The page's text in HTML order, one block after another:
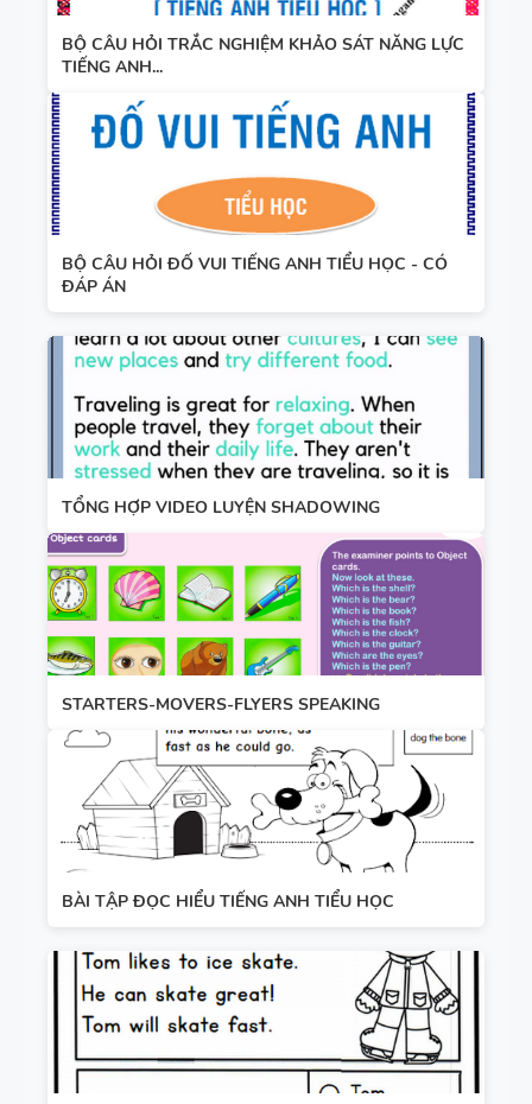
BỘ CÂU HỎI TRẮC NGHIỆM KHẢO SÁT NĂNG LỰC
TIẾNG ANH...
BỘ CÂU HỎI ĐỐ VUI TIẾNG ANH TIỂU HỌC - CÓ
ĐÁP ÁN
TỔNG HỢP VIDEO LUYỆN SHADOWING
STARTERS-MOVERS-FLYERS SPEAKING
BÀI TẬP ĐỌC HIỂU TIẾNG ANH TIỂU HỌC